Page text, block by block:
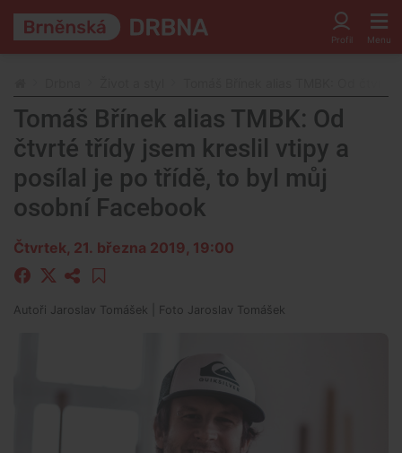
Tomáš Břínek alias TMBK: Od
čtvrté třídy jsem kreslil vtipy a
posílal je po třídě, to byl můj
osobní Facebook
Čtvrtek, 21. března 2019, 19:00
Autoři Jaroslav Tomášek | Foto Jaroslav Tomášek